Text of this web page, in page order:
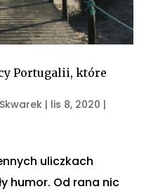
Portugalii, które
| lis 8, 2020 |
uliczkach
humor. Od rana nic